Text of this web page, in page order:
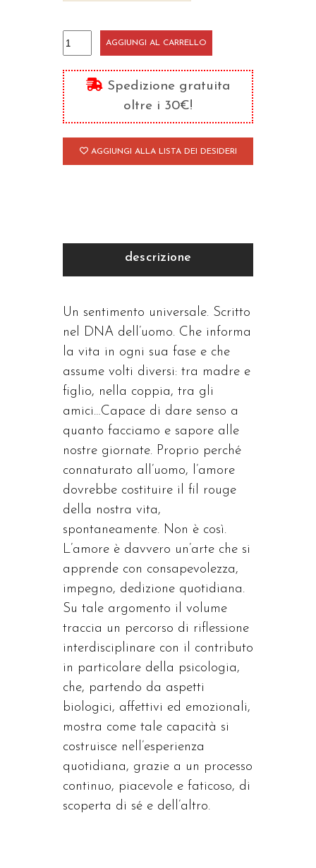
Quando
l'amore
è
un'arte
quantità
AGGIUNGI AL CARRELLO
Spedizione gratuita
oltre i 30€!
AGGIUNGI ALLA LISTA DEI DESIDERI
descrizione
Un sentimento universale. Scritto
nel DNA dell’uomo. Che informa
la vita in ogni sua fase e che
assume volti diversi: tra madre e
figlio, nella coppia, tra gli
amici…Capace di dare senso a
quanto facciamo e sapore alle
nostre giornate. Proprio perché
connaturato all’uomo, l’amore
dovrebbe costituire il fil rouge
della nostra vita,
spontaneamente. Non è così.
L’amore è davvero un’arte che si
apprende con consapevolezza,
impegno, dedizione quotidiana.
Su tale argomento il volume
traccia un percorso di riflessione
interdisciplinare con il contributo
in particolare della psicologia,
che, partendo da aspetti
biologici, affettivi ed emozionali,
mostra come tale capacità si
costruisce nell’esperienza
quotidiana, grazie a un processo
continuo, piacevole e faticoso, di
scoperta di sé e dell’altro.